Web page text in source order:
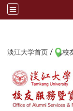
淡江大学首页 / 校